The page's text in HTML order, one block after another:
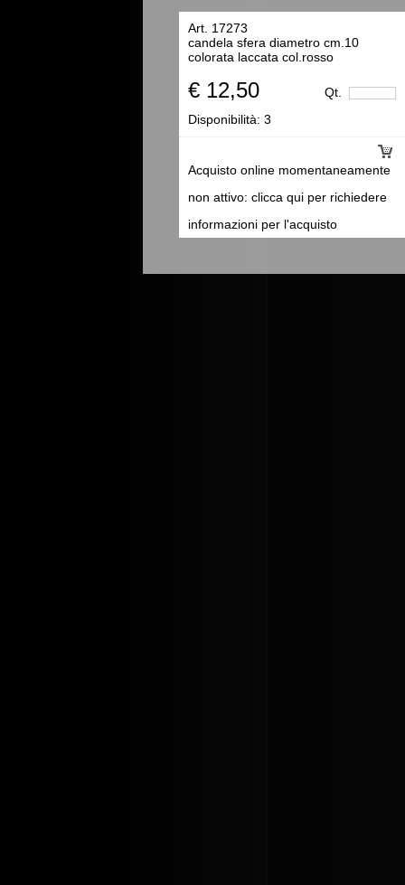
Art. 17273
candela sfera diametro cm.10
colorata laccata col.rosso
€ 12,50 Qt.
Acquisto online momentaneamente
non attivo: clicca qui per richiedere
informazioni per l'acquisto
Disponibilità: 3